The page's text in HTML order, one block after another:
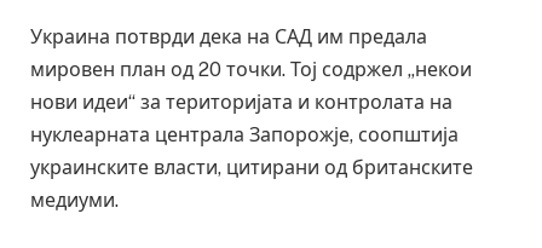
Украина потврди дека на САД им предала
мировен план од 20 точки. Тој содржел „некои
нови идеи“ за територијата и контролата на
нуклеарната централа Запорожје, соопштија
украинските власти, цитирани од британските
медиуми.